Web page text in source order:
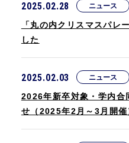
2025.02.28 ニュース
「丸の内クリスマスパレ
した
2025.02.03 ニュース
2026年新卒対象・学内合
せ（2025年2月～3月開催